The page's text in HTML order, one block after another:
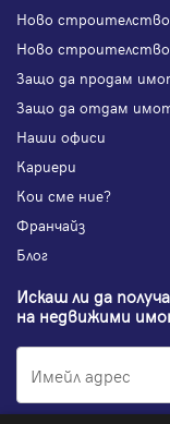
Ново
Ново строителство
Защо да продам
Защо да отдам
Наши офиси
Кариери
Кои сме ние?
Франчайз
Блог
Искаш ли да
на недвижими